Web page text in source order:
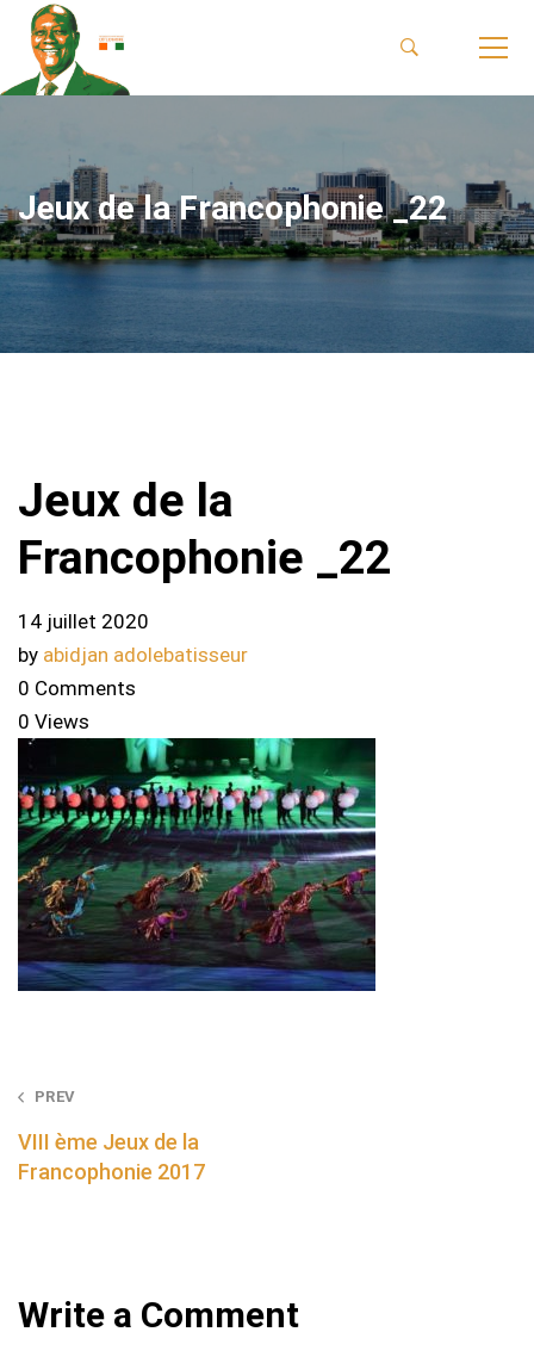
Jeux de la Francophonie _22
Jeux de la
Francophonie _22
14 juillet 2020
by abidjan adolebatisseur
0 Comments
0 Views
Post
navigation
PREV
VIII ème Jeux de la
Francophonie 2017
Write a Comment